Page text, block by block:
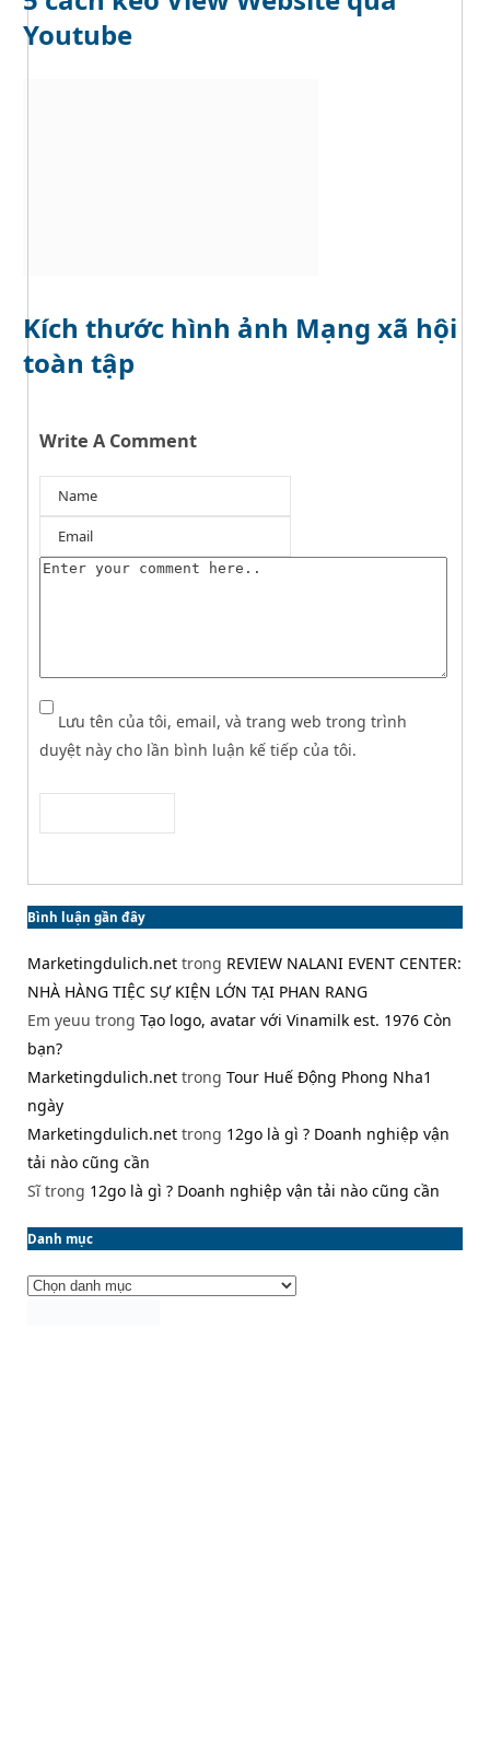
Youtube
Kích thước hình ảnh Mạng xã hội
toàn tập
Write A Comment
Lưu tên của tôi, email, và trang web trong trình
duyệt này cho lần bình luận kế tiếp của tôi.
Bình luận gần đây
Marketingdulich.net trong REVIEW NALANI EVENT CENTER:
NHÀ HÀNG TIỆC SỰ KIỆN LỚN TẠI PHAN RANG
Em yeuu trong Tạo logo, avatar với Vinamilk est. 1976 Còn
bạn?
Marketingdulich.net trong Tour Huế Động Phong Nha1
ngày
Marketingdulich.net trong 12go là gì ? Doanh nghiệp vận
tải nào cũng cần
Sĩtrong 12go là gì ? Doanh nghiệp vận tải nào cũng cần
Danh mục
Danh